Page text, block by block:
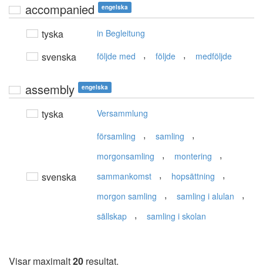
accompanied engelska
tyska in Begleitung
svenska följde med , följde , medföljde
assembly engelska
tyska Versammlung
svenska
församling , samling ,
morgonsamling , montering ,
sammankomst , hopsättning ,
morgon samling , samling i alulan ,
sällskap , samling i skolan
Visar maximalt20 resultat.